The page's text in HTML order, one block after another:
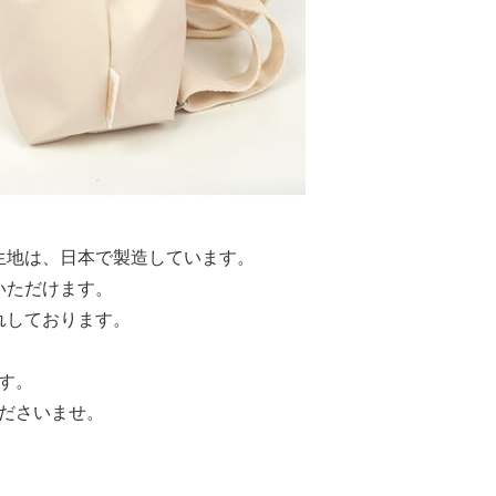
は、日本で製造しています。
だけます。
ております。
。
いませ。